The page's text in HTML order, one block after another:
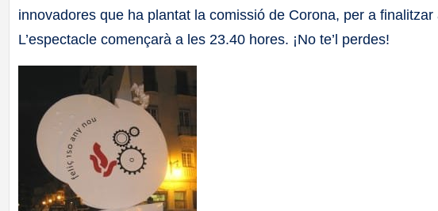
innovadores que ha plantat la comissió de Corona, per a finalitzar
L’espectacle començarà a les 23.40 hores. ¡No te’l perdes!